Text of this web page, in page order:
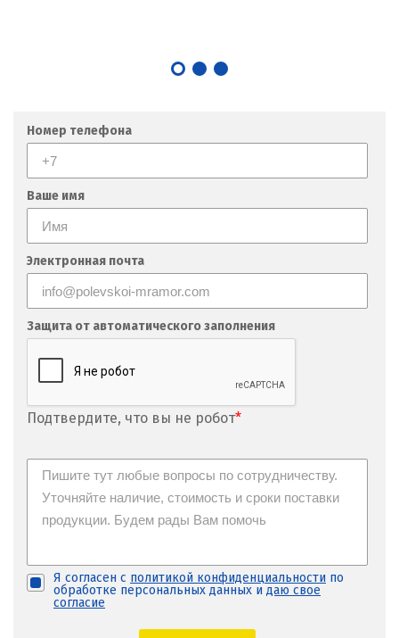
Номер телефона
Ваше имя
Электронная почта
Защита от автоматического заполнения
Подтвердите, что вы не робот*
Я согласен с политикой конфиденциальности по
обработке персональных данных и даю свое
согласие